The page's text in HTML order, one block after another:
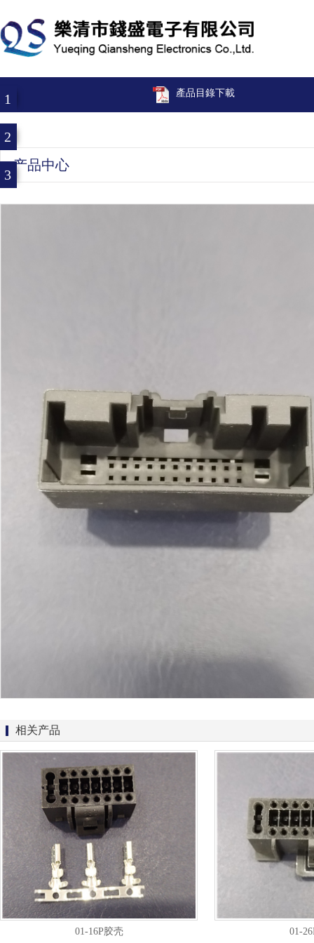
1
2
3
產品目錄下載
产品中心
相关产品
01-16P胶壳 01-